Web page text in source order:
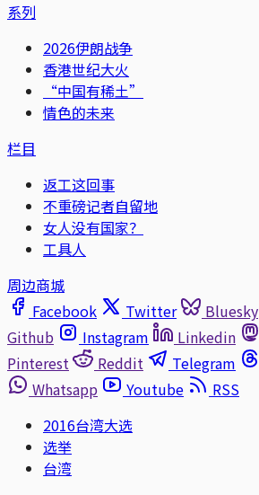
系列
2026伊朗战争
香港世纪大火
“中国有稀土”
情色的未来
栏目
返工这回事
不重磅记者自留地
女人没有国家？
工具人
周边商城
Facebook
Twitter Bluesky
Github
Instagram Linkedin
Pinterest
Reddit Telegram
Whatsapp
Youtube
RSS
2016台湾大选
选举
台湾